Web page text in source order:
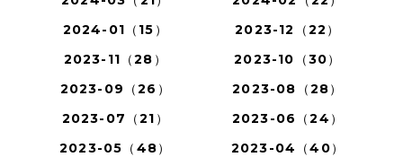
2024-01（15）
2023-12（22）
2023-11（28）
2023-10（30）
2023-09（26）
2023-08（28）
2023-07（21）
2023-06（24）
2023-05（48）
2023-04（40）